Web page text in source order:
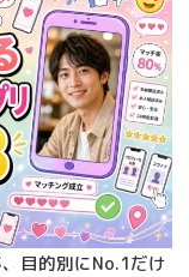
目的別にNo.1だけ